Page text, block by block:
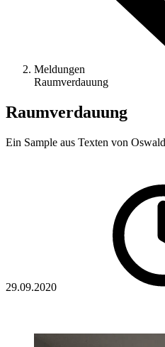
Meldungen
Raumverdauung
Raumverdauung
Ein Sample aus Texten von
29.09.2020